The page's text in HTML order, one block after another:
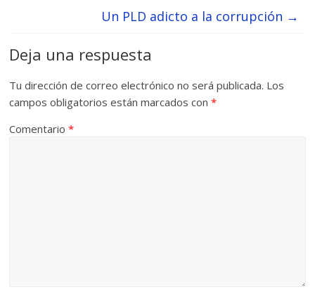
Un PLD adicto a la corrupción →
Deja una respuesta
Tu dirección de correo electrónico no será publicada. Los
campos obligatorios están marcados con*
Comentario*